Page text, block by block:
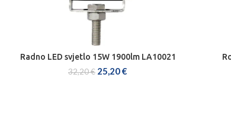
DODAJ U KOŠARICU
Radno LED svjetlo 15W 1900lm LA10021
32,20€ 25,20€